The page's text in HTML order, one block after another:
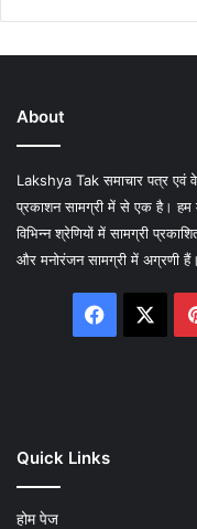
About
Lakshya Tak समाचार पत्र एवं
प्रकाशन सामग्री में से एक है।
विभिन्न श्रेणियों में सामग्री
और मनोरंजन सामग्री में अग्रणी हैं।
Facebook
Quick Links
होम पेज